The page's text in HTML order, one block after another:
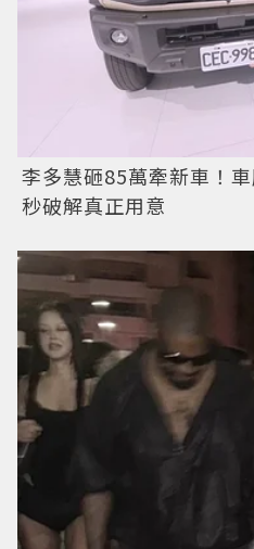
李多慧砸85萬牽新車！
秒破解真正用意